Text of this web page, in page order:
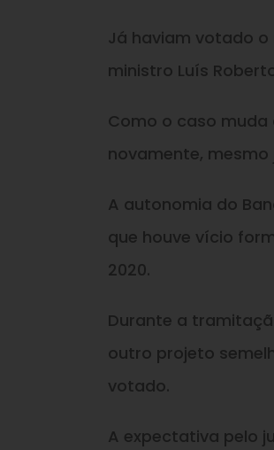
Já haviam votado
ministro Luís
Como o caso
novamente,
A autonomia do
que houve vício
2020.
Durante a
outro projeto
votado.
A expectativa pelo